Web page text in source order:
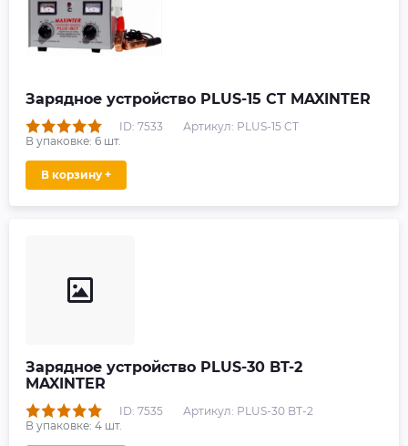
Зарядное устройство PLUS-15 CT MAXINTER
ID: 7533
Артикул: PLUS-15 CT
В упаковке: 6 шт.
В корзину +
Зарядное устройство PLUS-30 BT-2
MAXINTER
ID: 7535
Артикул: PLUS-30 BT-2
В упаковке: 4 шт.